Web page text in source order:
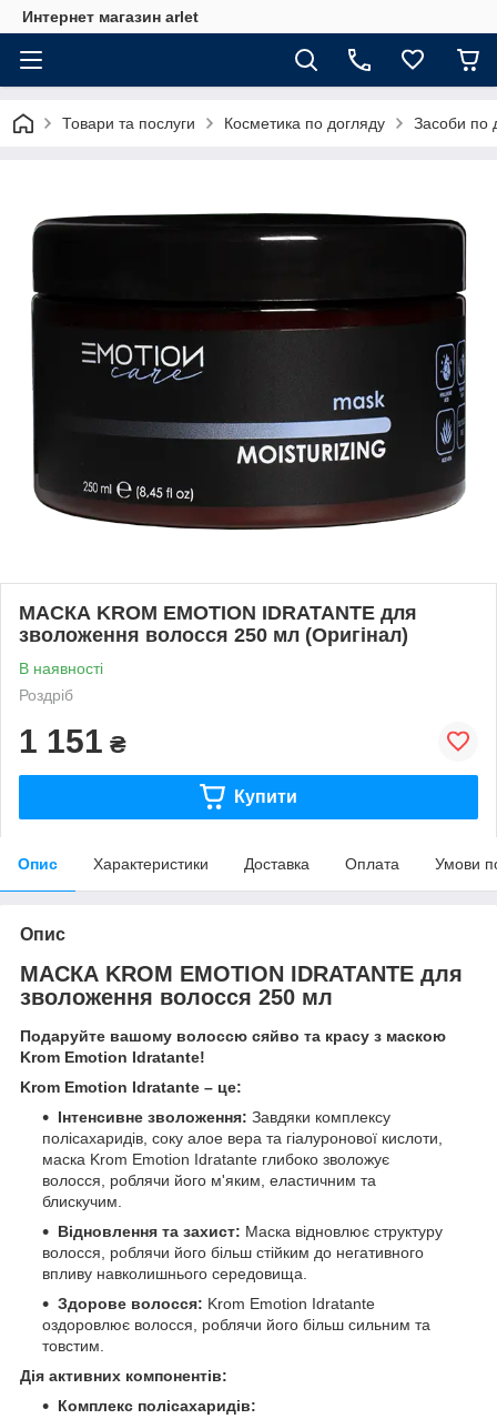
Интернет магазин arlet
Товари та послуги Косметика по догляду Засоби по
МАСКА KROM EMOTION IDRATANTE для
зволоження волосся 250 мл (Оригінал)
В наявності
Роздріб
1 151 ₴
Купити
Опис Характеристики Доставка Оплата Умови
Опис
МАСКА KROM EMOTION IDRATANTE для
зволоження волосся 250 мл
Подаруйте вашому волоссю сяйво та красу з маскою
Krom Emotion Idratante!
Krom Emotion Idratante – це:
Інтенсивне зволоження: Завдяки комплексу
полісахаридів, соку алое вера та гіалуронової кислоти,
маска Krom Emotion Idratante глибоко зволожує
волосся, роблячи його м'яким, еластичним та
блискучим.
Відновлення та захист: Маска відновлює структуру
волосся, роблячи його більш стійким до негативного
впливу навколишнього середовища.
Здорове волосся: Krom Emotion Idratante
оздоровлює волосся, роблячи його більш сильним та
товстим.
Дія активних компонентів:
Комплекс полісахаридів: